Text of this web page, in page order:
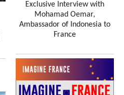
Exclusive Interview with
Mohamad Oemar,
Ambassador of Indonesia to
France